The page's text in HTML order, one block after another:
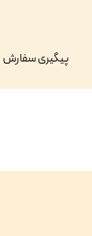
پیگیری سفارش